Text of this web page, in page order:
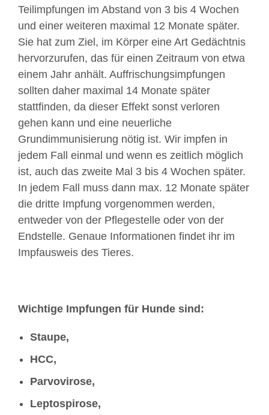
Teilimpfungen im Abstand von 3 bis 4 Wochen
und einer weiteren maximal 12 Monate später.
Sie hat zum Ziel, im Körper eine Art Gedächtnis
hervorzurufen, das für einen Zeitraum von etwa
einem Jahr anhält. Auffrischungsimpfungen
sollten daher maximal 14 Monate später
stattfinden, da dieser Effekt sonst verloren
gehen kann und eine neuerliche
Grundimmunisierung nötig ist. Wir impfen in
jedem Fall einmal und wenn es zeitlich möglich
ist, auch das zweite Mal 3 bis 4 Wochen später.
In jedem Fall muss dann max. 12 Monate später
die dritte Impfung vorgenommen werden,
entweder von der Pflegestelle oder von der
Endstelle. Genaue Informationen findet ihr im
Impfausweis des Tieres.
Wichtige Impfungen für Hunde sind:
Staupe,
HCC,
Parvovirose,
Leptospirose,